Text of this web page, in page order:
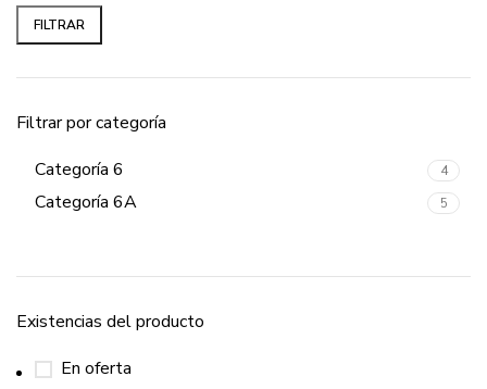
FILTRAR
Filtrar por categoría
Categoría 6
4
Categoría 6A 5
Existencias del producto
En oferta